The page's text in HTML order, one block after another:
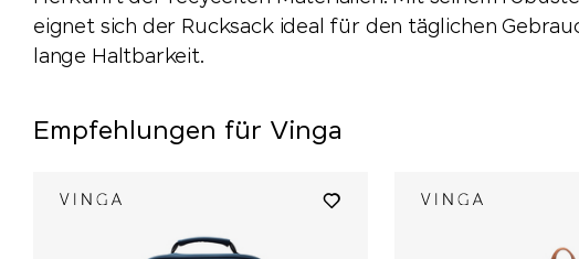
eignet sich der Rucksack ideal für den täglichen
lange Haltbarkeit.
Empfehlungen für Vinga